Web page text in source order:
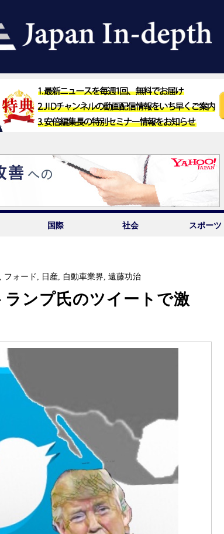
国際 社会 スポーツ
, フォード , 日産, 自動車業界,遠藤功治
ランプ氏のツイートで激